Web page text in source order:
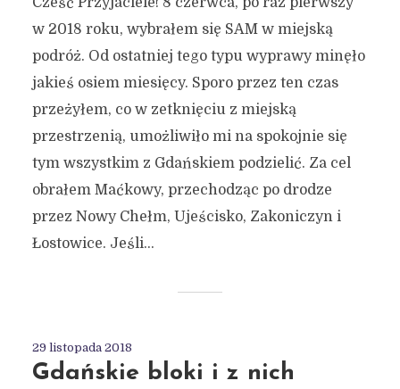
w 2018 roku, wybrałem się SAM w miejską
podróż. Od ostatniej tego typu wyprawy minęło
jakieś osiem miesięcy. Sporo przez ten czas
przeżyłem, co w zetknięciu z miejską
przestrzenią, umożliwiło mi na spokojnie się
tym wszystkim z Gdańskiem podzielić. Za cel
obrałem Maćkowy, przechodząc po drodze
przez Nowy Chełm, Ujeścisko, Zakoniczyn i
Łostowice. Jeśli...
29 listopada 2018
Gdańskie bloki i z nich